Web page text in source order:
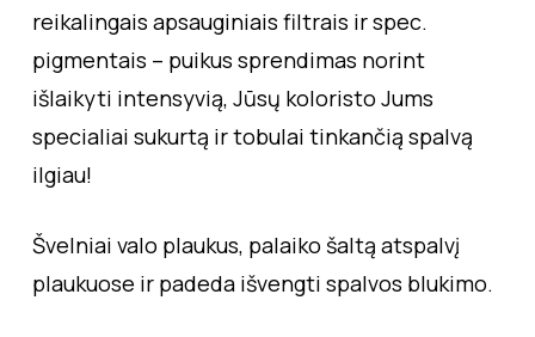
reikalingais apsauginiais filtrais ir spec.
pigmentais – puikus sprendimas norint
išlaikyti intensyvią, Jūsų koloristo Jums
specialiai sukurtą ir tobulai tinkančią spalvą
ilgiau!
Švelniai valo plaukus, palaiko šaltą atspalvį
plaukuose ir padeda išvengti spalvos blukimo.